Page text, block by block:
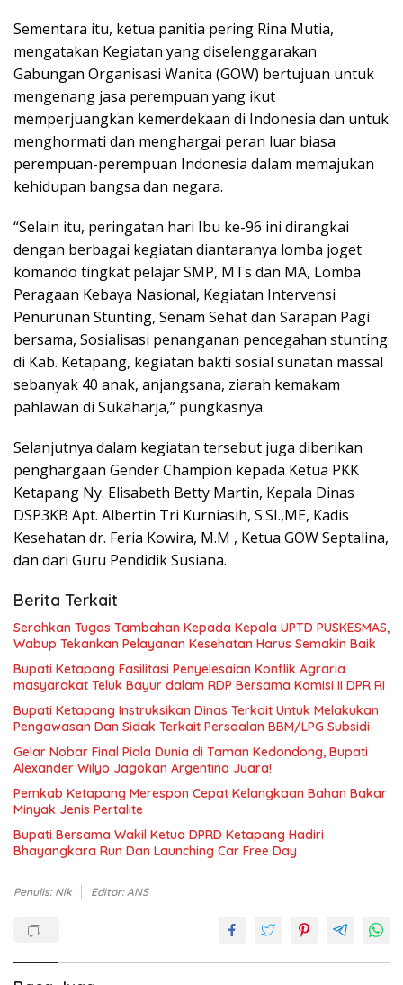
Sementara itu, ketua panitia pering Rina Mutia,
mengatakan Kegiatan yang diselenggarakan
Gabungan Organisasi Wanita (GOW) bertujuan untuk
mengenang jasa perempuan yang ikut
memperjuangkan kemerdekaan di Indonesia dan untuk
menghormati dan menghargai peran luar biasa
perempuan-perempuan Indonesia dalam memajukan
kehidupan bangsa dan negara.
“Selain itu, peringatan hari Ibu ke-96 ini dirangkai
dengan berbagai kegiatan diantaranya lomba joget
komando tingkat pelajar SMP, MTs dan MA, Lomba
Peragaan Kebaya Nasional, Kegiatan Intervensi
Penurunan Stunting, Senam Sehat dan Sarapan Pagi
bersama, Sosialisasi penanganan pencegahan stunting
di Kab. Ketapang, kegiatan bakti sosial sunatan massal
sebanyak 40 anak, anjangsana, ziarah kemakam
pahlawan di Sukaharja,” pungkasnya.
Selanjutnya dalam kegiatan tersebut juga diberikan
penghargaan Gender Champion kepada Ketua PKK
Ketapang Ny. Elisabeth Betty Martin, Kepala Dinas
DSP3KB Apt. Albertin Tri Kurniasih, S.SI.,ME, Kadis
Kesehatan dr. Feria Kowira, M.M , Ketua GOW Septalina,
dan dari Guru Pendidik Susiana.
Berita Terkait
Serahkan Tugas Tambahan Kepada Kepala UPTD PUSKESMAS,
Wabup Tekankan Pelayanan Kesehatan Harus Semakin Baik
Bupati Ketapang Fasilitasi Penyelesaian Konflik Agraria
masyarakat Teluk Bayur dalam RDP Bersama Komisi II DPR RI
Bupati Ketapang Instruksikan Dinas Terkait Untuk Melakukan
Pengawasan Dan Sidak Terkait Persoalan BBM/LPG Subsidi
Gelar Nobar Final Piala Dunia di Taman Kedondong, Bupati
Alexander Wilyo Jagokan Argentina Juara!
Pemkab Ketapang Merespon Cepat Kelangkaan Bahan Bakar
Minyak Jenis Pertalite
Bupati Bersama Wakil Ketua DPRD Ketapang Hadiri
Bhayangkara Run Dan Launching Car Free Day
Penulis: Nik Editor: ANS